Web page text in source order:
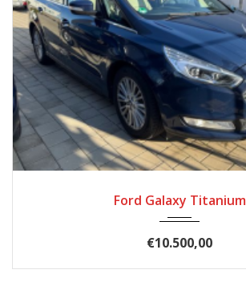
Ford Galaxy Titanium
€10.500,00